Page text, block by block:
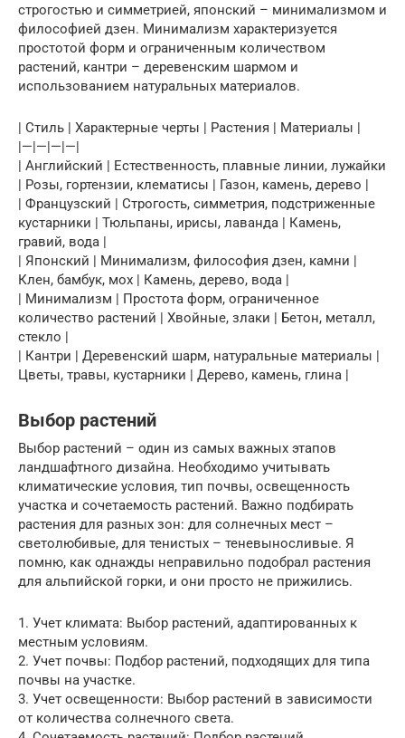
строгостью и симметрией, японский – минимализмом и
философией дзен. Минимализм характеризуется
простотой форм и ограниченным количеством
растений, кантри – деревенским шармом и
использованием натуральных материалов.
| Стиль | Характерные черты | Растения | Материалы |
|—|—|—|—|
| Английский | Естественность, плавные линии, лужайки
| Розы, гортензии, клематисы | Газон, камень, дерево |
| Французский | Строгость, симметрия, подстриженные
кустарники | Тюльпаны, ирисы, лаванда | Камень,
гравий, вода |
| Японский | Минимализм, философия дзен, камни |
Клен, бамбук, мох | Камень, дерево, вода |
| Минимализм | Простота форм, ограниченное
количество растений | Хвойные, злаки | Бетон, металл,
стекло |
| Кантри | Деревенский шарм, натуральные материалы |
Цветы, травы, кустарники | Дерево, камень, глина |
Выбор растений
Выбор растений – один из самых важных этапов
ландшафтного дизайна. Необходимо учитывать
климатические условия, тип почвы, освещенность
участка и сочетаемость растений. Важно подбирать
растения для разных зон: для солнечных мест –
светолюбивые, для тенистых – теневыносливые. Я
помню, как однажды неправильно подобрал растения
для альпийской горки, и они просто не прижились.
1. Учет климата: Выбор растений, адаптированных к
местным условиям.
2. Учет почвы: Подбор растений, подходящих для типа
почвы на участке.
3. Учет освещенности: Выбор растений в зависимости
от количества солнечного света.